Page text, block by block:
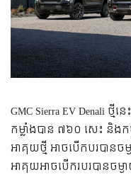
GMC Sierra EV Denali
កម្លាំងបាន ៧៦០ សេះ និង
អាគុយថ្មី អាចបើកបរបាន
អាគុយអាចបើករបរបានចម្